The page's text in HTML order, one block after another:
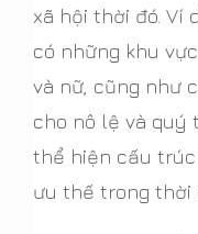
xã hội thời đó. Ví
có những khu
và nữ, cũng như
cho nô lệ và quý
thể hiện cấu
ưu thế trong thời